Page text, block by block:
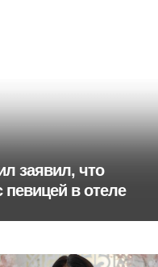
заявил, что
в отеле